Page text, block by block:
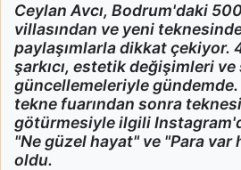
Ceylan Avcı, Bodrum'daki
villasından ve yeni
paylaşımlarla dikkat çekiyor.
şarkıcı, estetik değişimleri ve
güncellemeleriyle
tekne fuarından sonra
götürmesiyle ilgili
"Ne güzel hayat" ve "Para
oldu.